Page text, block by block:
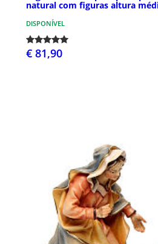
natural com figuras altura
DISPONÍVEL
€ 81,90